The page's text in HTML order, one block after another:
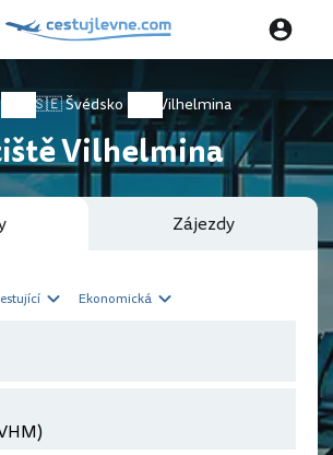
🇸🇪 Švédsko Vilhelmina
Vilhelmina
Zájezdy
Ekonomická